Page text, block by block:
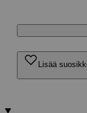
Lisää